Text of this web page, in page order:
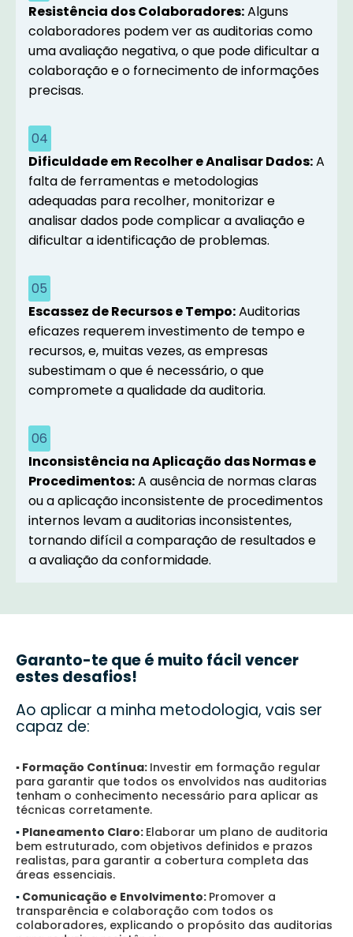
Resistência dos Colaboradores:Alguns
colaboradores podem ver as auditorias como
uma avaliação negativa, o que pode dificultar a
colaboração e o fornecimento de informações
precisas.
04
Dificuldade em Recolher e Analisar Dados:A
falta de ferramentas e metodologias
adequadas para recolher, monitorizar e
analisar dados pode complicar a avaliação e
dificultar a identificação de problemas.
05
Escassez de Recursos e Tempo:Auditorias
eficazes requerem investimento de tempo e
recursos, e, muitas vezes, as empresas
subestimam o que é necessário, o que
compromete a qualidade da auditoria.
06
Inconsistência na Aplicação das Normas e
Procedimentos:A ausência de normas claras
ou a aplicação inconsistente de procedimentos
internos levam a auditorias inconsistentes,
tornando difícil a comparação de resultados e
a avaliação da conformidade.
Garanto-te que é muito fácil vencer
estes desafios!
Ao aplicar a minha metodologia, vais ser
capaz de:
▪️ Formação Contínua: Investir em formação regular
para garantir que todos os envolvidos nas auditorias
tenham o conhecimento necessário para aplicar as
técnicas corretamente.
▪️ Planeamento Claro: Elaborar um plano de auditoria
bem estruturado, com objetivos definidos e prazos
realistas, para garantir a cobertura completa das
áreas essenciais.
▪️ Comunicação e Envolvimento: Promover a
transparência e colaboração com todos os
colaboradores, explicando o propósito das auditorias